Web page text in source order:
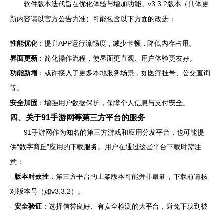
软件版本迭代旨在优化体验与增加功能。v3.3.2版本（具体更
新内容请以官方公告为准）可能包含以下方面的改进：
性能优化：提升APP运行流畅度，减少卡顿，降低内存占用。
界面更新 ：简化操作流程，使界面更直观、用户体验更友好。
功能新增 ：或许接入了更多本地服务场景，如医疗挂号、公交查询
等。
安全加固 ：增强用户数据保护，保障个人信息与支付安全。
四、关于91手游网等第三方平台的服务
91手游网作为知名的第三方游戏和应用分发平台，也可能提
供“数字商丘”应用的下载服务。用户在通过这些平台下载时需注
意：
- 版本时效性 ：第三方平台的上架版本可能并非最新，下载前请核
对版本号（如v3.3.2）。
- 安全验证 ：选择信誉良好、有安全检测的大平台，避免下载到被